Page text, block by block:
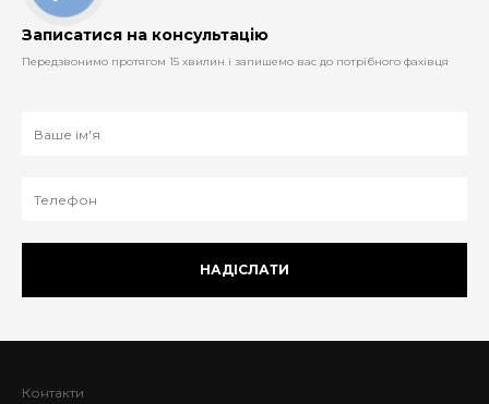
Записатися на консультацію
Передзвонимо протягом 15 хвилин і запишемо вас до потрібного фахівця
НАДІСЛАТИ
Контакти